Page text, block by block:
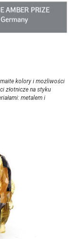
kolory i możliwości
złotnicze na styku
metalem i